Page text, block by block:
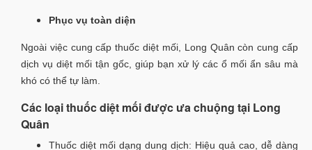
Phục vụ toàn diện
Ngoài việc cung cấp thuốc diệt mối, Long Quân còn cung cấp
dịch vụ diệt mối tận gốc, giúp bạn xử lý các ổ mối ẩn sâu mà
khó có thể tự làm.
Các loại thuốc diệt mối được ưa chuộng tại Long
Quân
Thuốc diệt mối dạng dung dịch: Hiệu quả cao, dễ dàng